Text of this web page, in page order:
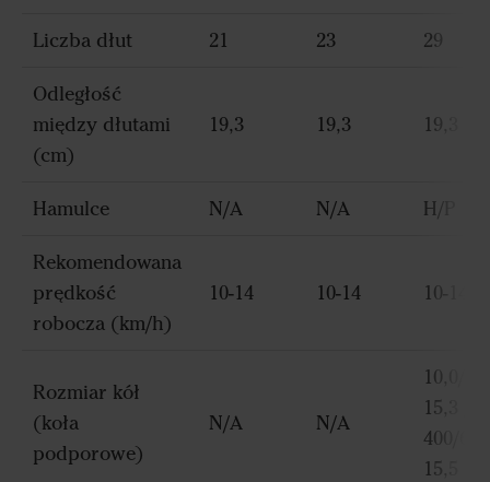
Liczba dłut 21 23 29
Odległość
między dłutami
(cm)
19,3 19,3 19,3
Hamulce N/A N/A H/P
Rekomendowana
prędkość
robocza (km/h)
10-14 10-14 10-14
Rozmiar kół
(koła
podporowe)
N/A N/A
10,0/75-
15,3 /
400/60-
15,5